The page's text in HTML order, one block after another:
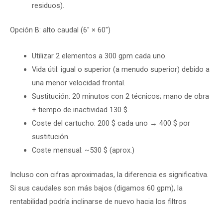
residuos).
Opción B: alto caudal (6″ × 60″)
Utilizar 2 elementos a 300 gpm cada uno.
Vida útil: igual o superior (a menudo superior) debido a
una menor velocidad frontal.
Sustitución: 20 minutos con 2 técnicos; mano de obra
+ tiempo de inactividad 130 $.
Coste del cartucho: 200 $ cada uno → 400 $ por
sustitución.
Coste mensual: ~530 $ (aprox.)
Incluso con cifras aproximadas, la diferencia es significativa.
Si sus caudales son más bajos (digamos 60 gpm), la
rentabilidad podría inclinarse de nuevo hacia los filtros